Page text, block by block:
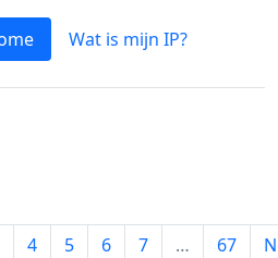
Wat is mijn IP?
4 5 6 7 … 67